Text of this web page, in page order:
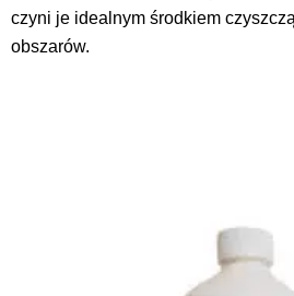
czyni je idealnym środkiem
obszarów.